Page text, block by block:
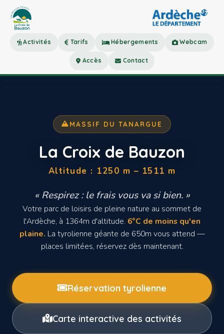
Activités Tarifs Hébergements Webcam
Accès Contact
MASSIF DU TANARGUE
La Croix de Bauzon
Altitude : 1250 m – 1511 m
« Respirez : le frais vous va si bien. »
Votre parc de loisirs de pleine nature au sommet de
l'Ardèche, à 1364m d'altitude. 6°C de moins qu'en
plaine. La tyrolienne géante de 650m vous attend —
places limitées, réservez dès maintenant.
Réservation tyrolienne
Carte interactive des activités